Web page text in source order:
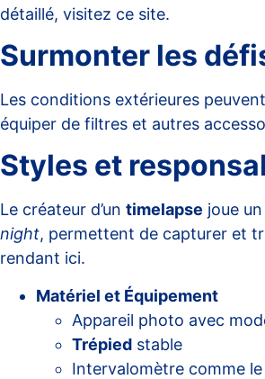
détaillé, visitez ce site.
Surmonter les
Les conditions extérieures
équiper de filtres et autres
Styles et
Le créateur d’un timelapse joue
night, permettent de capturer et
rendant ici.
Matériel et Équipement
Appareil photo avec
Trépied stable
Intervalomètre comme le